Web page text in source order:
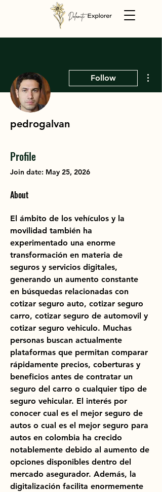
Follow
pedrogalvan
Profile
Join date: May 25, 2026
About
El ámbito de los vehículos y la
movilidad también ha
experimentado una enorme
transformación en materia de
seguros y servicios digitales,
generando un aumento constante
en búsquedas relacionadas con
cotizar seguro auto, cotizar seguro
carro, cotizar seguro de automovil y
cotizar seguro vehiculo. Muchas
personas buscan actualmente
plataformas que permitan comparar
rápidamente precios, coberturas y
beneficios antes de contratar un
seguro del carro o cualquier tipo de
seguro vehicular. El interés por
conocer cual es el mejor seguro de
autos o cual es el mejor seguro para
autos en colombia ha crecido
notablemente debido al aumento de
opciones disponibles dentro del
mercado asegurador. Además, la
digitalización facilita enormemente